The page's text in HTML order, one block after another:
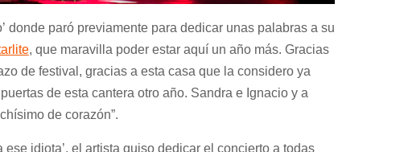
donde paró previamente para dedicar unas palabras a su
, que maravilla poder estar aquí un año más. Gracias
de festival, gracias a esta casa que la considero ya
de esta cantera otro año. Sandra e Ignacio y a
de corazón”.
ese idiota’, el artista quiso dedicar el concierto a todas